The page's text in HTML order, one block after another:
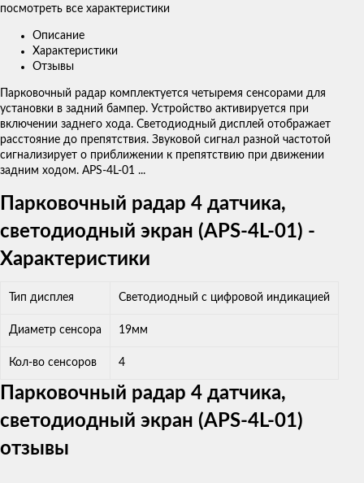
посмотреть все характеристики
Описание
Характеристики
Отзывы
Парковочный радар комплектуется четыремя сенсорами для
установки в задний бампер. Устройство активируется при
включении заднего хода. Светодиодный дисплей отображает
расстояние до препятствия. Звуковой сигнал разной частотой
сигнализирует о приближении к препятствию при движении
задним ходом. APS-4L-01 ...
Парковочный радар 4 датчика,
светодиодный экран (APS-4L-01) -
Характеристики
Тип дисплея Светодиодный с цифровой индикацией
Диаметр сенсора 19мм
Кол-во сенсоров 4
Парковочный радар 4 датчика,
светодиодный экран (APS-4L-01)
отзывы